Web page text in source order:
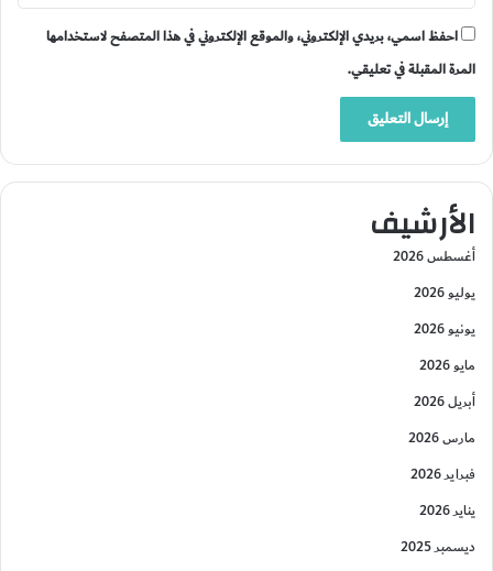
احفظ اسمي، بريدي الإلكتروني، والموقع الإلكتروني في هذا المتصفح لاستخدامها
المرة المقبلة في تعليقي.
الأرشيف
أغسطس 2026
يوليو 2026
يونيو 2026
مايو 2026
أبريل 2026
مارس 2026
فبراير 2026
يناير 2026
ديسمبر 2025